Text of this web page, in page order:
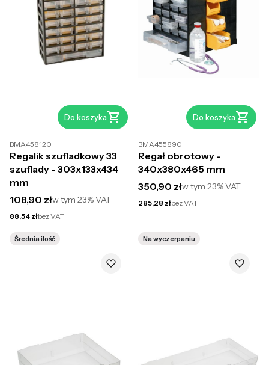
Do koszyka
BMA458120
Regalik szufladkowy 33
szuflady - 303x133x434
mm
Cena brutto
108,90 złw tym 23%VAT
Cena netto
88,54 złbez VAT
Średnia ilość
Do koszyka
BMA455890
Regał obrotowy -
340x380x465 mm
Cena brutto
350,90 złw tym23%VAT
Cena netto
285,28 złbez VAT
Na wyczerpaniu